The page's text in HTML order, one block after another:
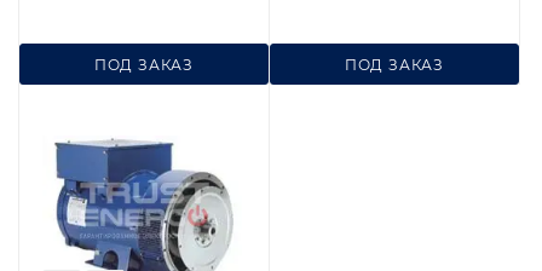
ПОД ЗАКАЗ ПОД ЗАКАЗ